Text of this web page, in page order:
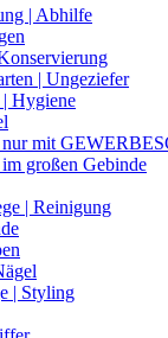
| Abhilfe
| Ungeziefer
Hygiene
nur mit
großen Gebinde
| Reinigung
| Styling